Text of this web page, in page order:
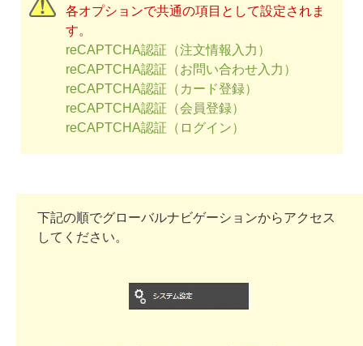
各オプションで共通の項目として設定されま
す。
reCAPTCHA認証（注文情報入力）
reCAPTCHA認証（お問い合わせ入力）
reCAPTCHA認証（カード登録）
reCAPTCHA認証（会員登録）
reCAPTCHA認証（ログイン）
下記の順でグローバルナビゲーションからアクセス
してください。